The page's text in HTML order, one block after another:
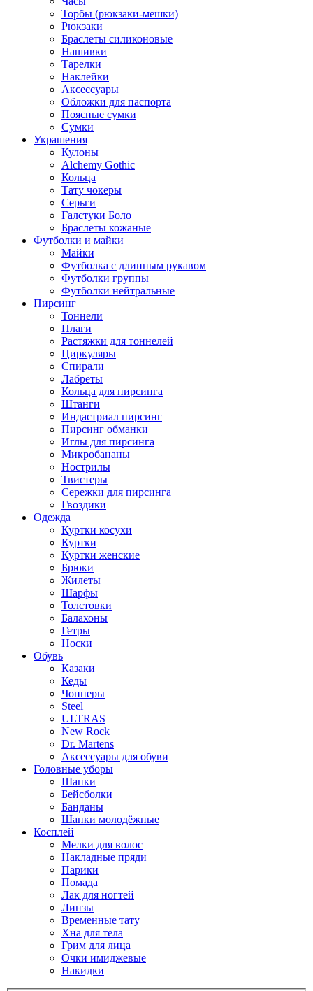
Торбы (рюкзаки-мешки)
Рюкзаки
Браслеты силиконовые
Нашивки
Тарелки
Наклейки
Аксессуары
Обложки для паспорта
Поясные сумки
Сумки
Украшения
Кулоны
Alchemy Gothic
Кольца
Тату чокеры
Серьги
Галстуки Боло
Браслеты кожаные
Футболки и майки
Майки
Футболка с длинным рукавом
Футболки группы
Футболки нейтральные
Пирсинг
Тоннели
Плаги
Растяжки для тоннелей
Циркуляры
Спирали
Лабреты
Кольца для пирсинга
Штанги
Индастриал пирсинг
Пирсинг обманки
Иглы для пирсинга
Микробананы
Нострилы
Твистеры
Сережки для пирсинга
Гвоздики
Одежда
Куртки косухи
Куртки
Куртки женские
Брюки
Жилеты
Шарфы
Толстовки
Балахоны
Гетры
Носки
Обувь
Казаки
Кеды
Чопперы
Steel
ULTRAS
New Rock
Dr. Martens
Аксессуары для обуви
Головные уборы
Шапки
Бейсболки
Банданы
Шапки молодёжные
Косплей
Мелки для волос
Накладные пряди
Парики
Помада
Лак для ногтей
Линзы
Временные тату
Хна для тела
Грим для лица
Очки имиджевые
Накидки